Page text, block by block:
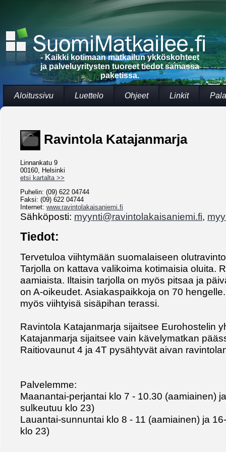
- Kaikki kotimaan matkailun ykköskohteet
ja palveluyritysten tuoreet tiedot samassa
paketissa.
Aloitussivu Luettelo Ohjeet Linkit
Ravintola Katajanmarja
Linnankatu 9
00160, Helsinki
etsi kartalta >>
Puhelin: (09) 622 04744
Faksi: (09) 622 04744
Internet: www.ravintolakaisaniemi.fi
Sähköposti: myynti@ravintolakaisaniemi.fi,
Tiedot:
Tervetuloa viihtymään suomalaiseen
Tarjolla on kattava valikoima kotimaisia oluita.
aamiaista. Iltaisin tarjolla on myös pitsaa ja
on A-oikeudet. Asiakaspaikkoja on 70
myös viihtyisä sisäpihan terassi.
Ravintola Katajanmarja sijaitsee Eurohostelin
Katajanmarja sijaitsee vain kävelymatkan
Raitiovaunut 4 ja 4T pysähtyvät aivan
Palvelemme:
Maanantai-perjantai klo 7 - 10.30 (aamiainen)
sulkeutuu klo 23)
Lauantai-sunnuntai klo 8 - 11 (aamiainen) ja
klo 23)